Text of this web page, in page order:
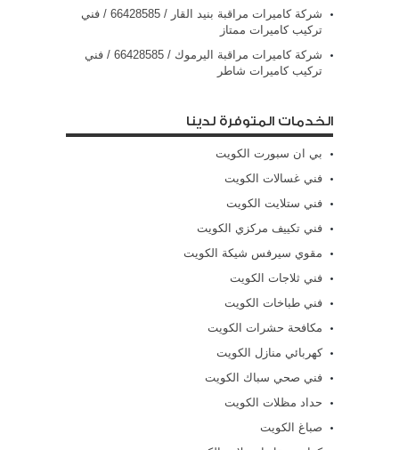
شركة كاميرات مراقبة بنيد القار / 66428585 / فني
تركيب كاميرات ممتاز
شركة كاميرات مراقبة اليرموك / 66428585 / فني
تركيب كاميرات شاطر
الخدمات المتوفرة لدينا
بي ان سبورت الكويت
فني غسالات الكويت
فني ستلايت الكويت
فني تكييف مركزي الكويت
مقوي سيرفس شيكة الكويت
فني ثلاجات الكويت
فني طباخات الكويت
مكافحة حشرات الكويت
كهربائي منازل الكويت
فني صحي سباك الكويت
حداد مظلات الكويت
صباغ الكويت